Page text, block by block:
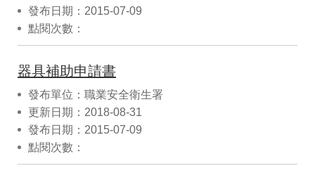
發布日期：2015-07-09
點閱次數：
器具補助申請書
發布單位：職業安全衛生署
更新日期：2018-08-31
發布日期：2015-07-09
點閱次數：